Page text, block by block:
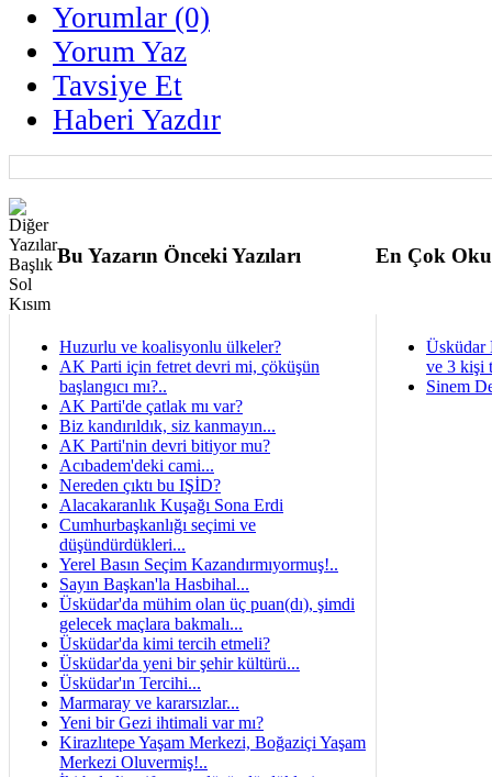
Yorumlar (0)
Yorum Yaz
Tavsiye Et
Haberi Yazdır
Bu Yazarın Önceki Yazıları En Çok
Huzurlu ve koalisyonlu ülkeler?
AK Parti için fetret devri mi, çöküşün
başlangıcı mı?..
AK Parti'de çatlak mı var?
Biz kandırıldık, siz kanmayın...
AK Parti'nin devri bitiyor mu?
Acıbadem'deki cami...
Nereden çıktı bu IŞİD?
Alacakaranlık Kuşağı Sona Erdi
Cumhurbaşkanlığı seçimi ve
düşündürdükleri...
Yerel Basın Seçim Kazandırmıyormuş!..
Sayın Başkan'la Hasbihal...
Üsküdar'da mühim olan üç puan(dı), şimdi
gelecek maçlara bakmalı...
Üsküdar'da kimi tercih etmeli?
Üsküdar'da yeni bir şehir kültürü...
Üsküdar'ın Tercihi...
Marmaray ve kararsızlar...
Yeni bir Gezi ihtimali var mı?
Kirazlıtepe Yaşam Merkezi, Boğaziçi Yaşam
Merkezi Oluvermiş!..
Üsküdar
ve 3 kişi
Sinem